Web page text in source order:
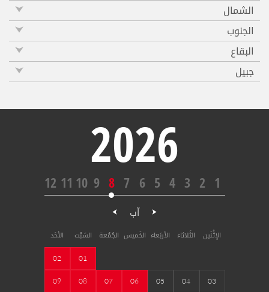
الشمال
الجنوب
البقاع
جبيل
2026
1
2
3
4
5
6
7
8
9
10
11
12
آب
الإثْنَين الثَلاثاء الأربَعاء الخَميس الجُمُعة السَبْت الأحَد
01
02
03
04
05
06
07
08
09